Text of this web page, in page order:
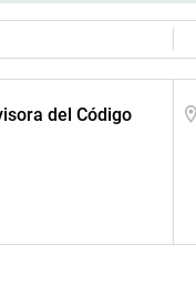
del Código